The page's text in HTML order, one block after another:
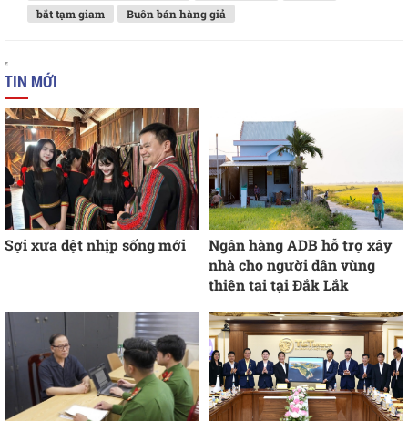
bắt tạm giam
Buôn bán hàng giả
TIN MỚI
Sợi xưa dệt nhịp sống mới
Ngân hàng ADB hỗ trợ xây
nhà cho người dân vùng
thiên tai tại Đắk Lắk